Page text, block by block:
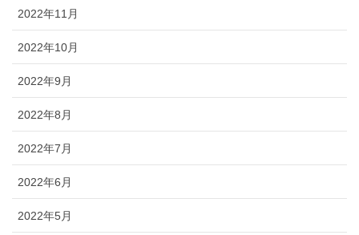
2022年11月
2022年10月
2022年9月
2022年8月
2022年7月
2022年6月
2022年5月